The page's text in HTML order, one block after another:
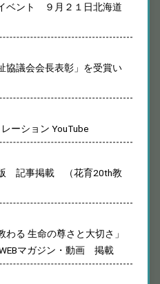
ベント ９月２１日北海道
協議会会長表彰」を受賞い
ーション YouTube
記事掲載 （花育20th教
わる 生命の尊さと大切さ」
マガジン・動画 掲載